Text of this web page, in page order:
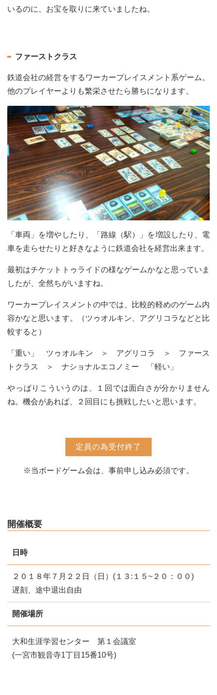
いるのに、お宝を取りに来ていましたね。
ファーストクラス
鉄道会社の経営をするワーカープレイスメント系ゲーム。
他のプレイヤーよりも繁栄させたら勝ちになります。
「車両」を増やしたり、「路線（駅）」を増設したり、電
車を走らせたりと好きなように鉄道会社を経営出来ます。
最初はチケットトゥライドの様なゲームかなと思っていま
したが、全然ちがいますね。
ワーカープレイスメントの中では、比較的軽めのゲーム内
容かなと思います。（ツゥオルキン、アグリコラなどと比
較すると）
「重い」 ツゥオルキン ＞ アグリコラ ＞ ファース
トクラス ＞ ナショナルエコノミー 「軽い」
やっぱりこういうのは、１回では面白さが分かりません
ね。機会があれば、２回目にも挑戦したいと思います。
定員の為受付終了
※当ボードゲーム会は、事前申し込み必須です。
開催概要
日時
２０１８年７月２２日（日）(１３:１５~２０：００)
遅刻、途中退出自由
開催場所
大和生涯学習センター 第１会議室
(一宮市観音寺1丁目15番10号)